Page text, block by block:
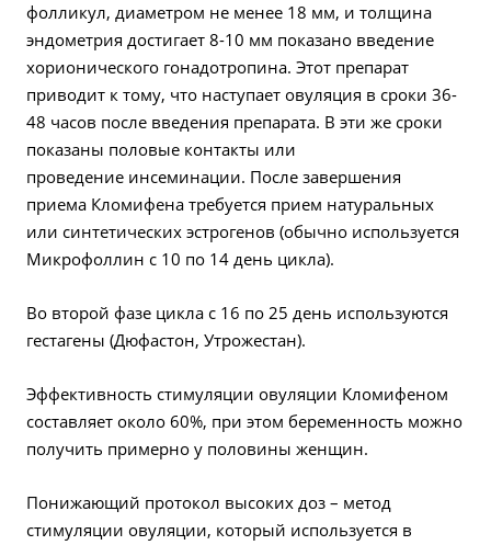
фолликул, диаметром не менее 18 мм, и толщина
эндометрия достигает 8-10 мм показано введение
хорионического гонадотропина. Этот препарат
приводит к тому, что наступает овуляция в сроки 36-
48 часов после введения препарата. В эти же сроки
показаны половые контакты или
проведение инсеминации. После завершения
приема Кломифена требуется прием натуральных
или синтетических эстрогенов (обычно используется
Микрофоллин с 10 по 14 день цикла).
Во второй фазе цикла с 16 по 25 день используются
гестагены (Дюфастон, Утрожестан).
Эффективность стимуляции овуляции Кломифеном
составляет около 60%, при этом беременность можно
получить примерно у половины женщин.
Понижающий протокол высоких доз – метод
стимуляции овуляции, который используется в